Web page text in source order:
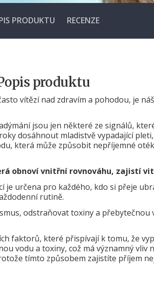
PRODUKTU RECENZE
produktu
vítězí nad zdravím a pohodou, je
jsou jen některé ze signálů,
dosáhnout mladistvě vypadající
která může způsobit nepříjemné
obnoví vnitřní rovnováhu, zajistí
je určena pro každého, kdo si přeje
rutině.
odstraňovat toxiny a přebytečnou
faktorů, které přispívají k tomu, že
vodu a toxiny, což má významný vliv
tímto způsobem zajistíte příjem
KOLO ŠTĚSTÍ
svůj souhlas sobchodními podmínkamia
osobních údajůspolečnosti Golden Tree. Z